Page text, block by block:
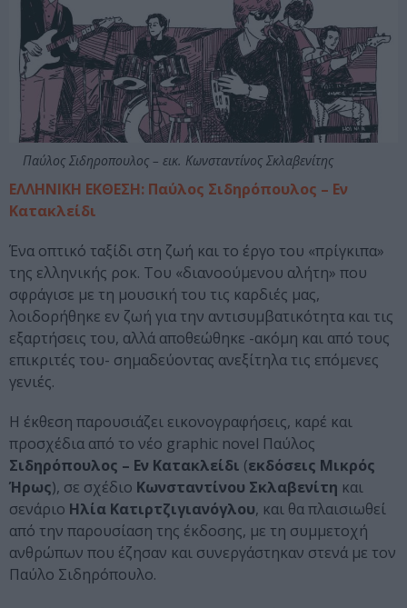
Παύλος Σιδηροπουλος – εικ. Κωνσταντίνος Σκλαβενίτης
ΕΛΛΗΝΙΚΗ ΕΚΘΕΣΗ: Παύλος Σιδηρόπουλος – Εν
Κατακλείδι
Ένα οπτικό ταξίδι στη ζωή και το έργο του «πρίγκιπα»
της ελληνικής ροκ. Του «διανοούμενου αλήτη» που
σφράγισε με τη μουσική του τις καρδιές μας,
λοιδορήθηκε εν ζωή για την αντισυμβατικότητα και τις
εξαρτήσεις του, αλλά αποθεώθηκε -ακόμη και από τους
επικριτές του- σημαδεύοντας ανεξίτηλα τις επόμενες
γενιές.
Η έκθεση παρουσιάζει εικονογραφήσεις, καρέ και
προσχέδια από το νέο graphic novel Παύλος
Σιδηρόπουλος – Εν Κατακλείδι (εκδόσεις Μικρός
Ήρως), σε σχέδιο Κωνσταντίνου Σκλαβενίτη και
σενάριο Ηλία Κατιρτζιγιανόγλου, και θα πλαισιωθεί
από την παρουσίαση της έκδοσης, με τη συμμετοχή
ανθρώπων που έζησαν και συνεργάστηκαν στενά με τον
Παύλο Σιδηρόπουλο.